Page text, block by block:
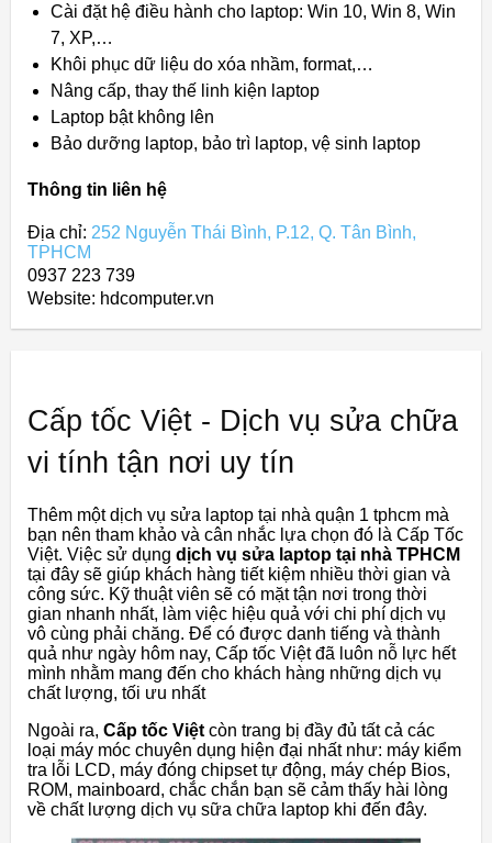
Cài đặt hệ điều hành cho laptop: Win 10, Win 8, Win
7, XP,…
Khôi phục dữ liệu do xóa nhầm, format,…
Nâng cấp, thay thế linh kiện laptop
Laptop bật không lên
Bảo dưỡng laptop, bảo trì laptop, vệ sinh laptop
Thông tin liên hệ
Địa chỉ: 252 Nguyễn Thái Bình, P.12, Q. Tân Bình,
TPHCM
0937 223 739
Website: hdcomputer.vn
Cấp tốc Việt - Dịch vụ sửa chữa
vi tính tận nơi uy tín
Thêm một dịch vụ sửa laptop tại nhà quận 1 tphcm mà
bạn nên tham khảo và cân nhắc lựa chọn đó là Cấp Tốc
Việt. Việc sử dụng dịch vụ sửa laptop tại nhà TPHCM
tại đây sẽ giúp khách hàng tiết kiệm nhiều thời gian và
công sức. Kỹ thuật viên sẽ có mặt tận nơi trong thời
gian nhanh nhất, làm việc hiệu quả với chi phí dịch vụ
vô cùng phải chăng. Để có được danh tiếng và thành
quả như ngày hôm nay, Cấp tốc Việt đã luôn nỗ lực hết
mình nhằm mang đến cho khách hàng những dịch vụ
chất lượng, tối ưu nhất
Ngoài ra, Cấp tốc Việt còn trang bị đầy đủ tất cả các
loại máy móc chuyên dụng hiện đại nhất như: máy kiểm
tra lỗi LCD, máy đóng chipset tự động, máy chép Bios,
ROM, mainboard, chắc chắn bạn sẽ cảm thấy hài lòng
về chất lượng dịch vụ sữa chữa laptop khi đến đây.